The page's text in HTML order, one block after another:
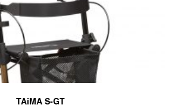
TAiMA S-GT